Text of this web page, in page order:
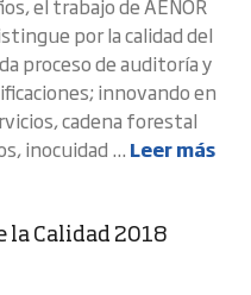
el trabajo de AENOR
por la calidad del
proceso de auditoría y
innovando en
cadena forestal
inocuidad ... Leer más
la Calidad 2018